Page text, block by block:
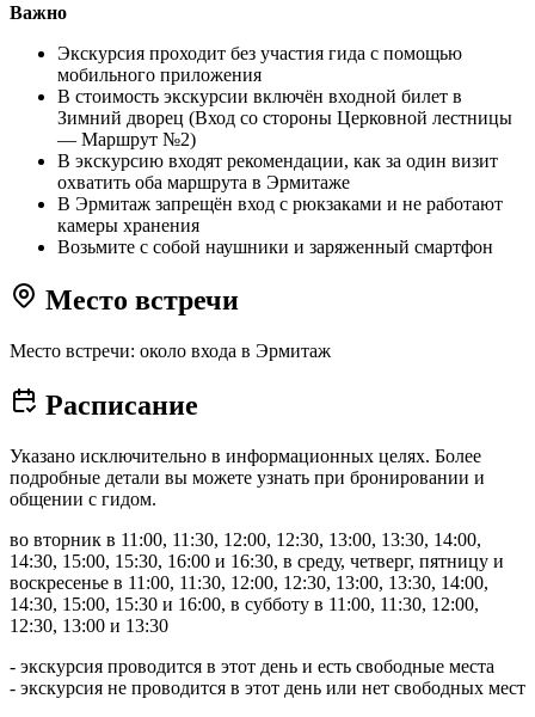
Важно
Экскурсия проходит без участия гида с помощью
мобильного приложения
В стоимость экскурсии включён входной билет в
Зимний дворец (Вход со стороны Церковной лестницы
— Маршрут №2)
В экскурсию входят рекомендации, как за один визит
охватить оба маршрута в Эрмитаже
В Эрмитаж запрещён вход с рюкзаками и не работают
камеры хранения
Возьмите с собой наушники и заряженный смартфон
Место встречи
Место встречи: около входа в Эрмитаж
Расписание
Указано исключительно в информационных целях. Более
подробные детали вы можете узнать при бронировании и
общении с гидом.
во вторник в 11:00, 11:30, 12:00, 12:30, 13:00, 13:30, 14:00,
14:30, 15:00, 15:30, 16:00 и 16:30, в среду, четверг, пятницу и
воскресенье в 11:00, 11:30, 12:00, 12:30, 13:00, 13:30, 14:00,
14:30, 15:00, 15:30 и 16:00, в субботу в 11:00, 11:30, 12:00,
12:30, 13:00 и 13:30
- экскурсия проводится в этот день и есть свободные места
- экскурсия не проводится в этот день или нет свободных мест